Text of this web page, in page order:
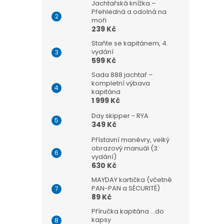
Jachtařská knížka –
Přehledná a odolná na
moři
239 Kč
Staňte se kapitánem, 4.
vydání
599 Kč
Sada 888 jachtař –
kompletní výbava
kapitána
1 999 Kč
Day skipper - RYA
349 Kč
Přístavní manévry, velký
obrazový manuál (3.
vydání)
630 Kč
MAYDAY kartička (včetně
PAN-PAN a SÉCURITÉ)
89 Kč
Příručka kapitána ...do
kapsy